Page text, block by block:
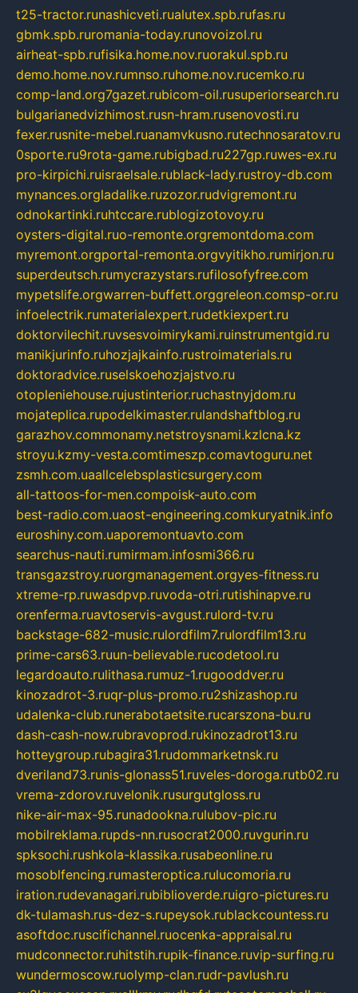
t25-tractor.runashicveti.rualutex.spb.rufas.ru
gbmk.spb.ruromania-today.runovoizol.ru
airheat-spb.rufisika.home.nov.ruorakul.spb.ru
demo.home.nov.rumnso.ruhome.nov.rucemko.ru
comp-land.org7gazet.rubicom-oil.rusuperiorsearch.ru
bulgarianedvizhimost.rusn-hram.rusenovosti.ru
fexer.rusnite-mebel.ruanamvkusno.rutechnosaratov.ru
0sporte.ru9rota-game.rubigbad.ru227gp.ruwes-ex.ru
pro-kirpichi.ruisraelsale.rublack-lady.rustroy-db.com
mynances.orgladalike.ruzozor.rudvigremont.ru
odnokartinki.ruhtccare.rublogizotovoy.ru
oysters-digital.ruo-remonte.orgremontdoma.com
myremont.orgportal-remonta.orgvyitikho.rumirjon.ru
superdeutsch.rumycrazystars.rufilosofyfree.com
mypetslife.orgwarren-buffett.orggreleon.comsp-or.ru
infoelectrik.rumaterialexpert.rudetkiexpert.ru
doktorvilechit.ruvsesvoimirykami.ruinstrumentgid.ru
manikjurinfo.ruhozjajkainfo.rustroimaterials.ru
doktoradvice.ruselskoehozjajstvo.ru
otopleniehouse.rujustinterior.ruchastnyjdom.ru
mojateplica.rupodelkimaster.rulandshaftblog.ru
garazhov.commonamy.netstroysnami.kzlcna.kz
stroyu.kzmy-vesta.comtimeszp.comavtoguru.net
zsmh.com.uaallcelebsplasticsurgery.com
all-tattoos-for-men.compoisk-auto.com
best-radio.com.uaost-engineering.comkuryatnik.info
euroshiny.com.uaporemontuavto.com
searchus-nauti.rumirmam.infosmi366.ru
transgazstroy.ruorgmanagement.orgyes-fitness.ru
xtreme-rp.ruwasdpvp.ruvoda-otri.rutishinapve.ru
orenferma.ruavtoservis-avgust.rulord-tv.ru
backstage-682-music.rulordfilm7.rulordfilm13.ru
prime-cars63.ruun-believable.rucodetool.ru
legardoauto.rulithasa.rumuz-1.rugooddver.ru
kinozadrot-3.ruqr-plus-promo.ru2shizashop.ru
udalenka-club.runerabotaetsite.rucarszona-bu.ru
dash-cash-now.rubravoprod.rukinozadrot13.ru
hotteygroup.rubagira31.rudommarketnsk.ru
dveriland73.runis-glonass51.ruveles-doroga.rutb02.ru
vrema-zdorov.ruvelonik.rusurgutgloss.ru
nike-air-max-95.runadookna.rulubov-pic.ru
mobilreklama.rupds-nn.rusocrat2000.ruvgurin.ru
spksochi.rushkola-klassika.rusabeonline.ru
mosoblfencing.rumasteroptica.rulucomoria.ru
iration.rudevanagari.rubiblioverde.ruigro-pictures.ru
dk-tulamash.rus-dez-s.rupeysok.rublackcountess.ru
asoftdoc.ruscifichannel.ruocenka-appraisal.ru
mudconnector.ruhitstih.rupik-finance.ruvip-surfing.ru
wundermoscow.ruolymp-clan.rudr-pavlush.ru